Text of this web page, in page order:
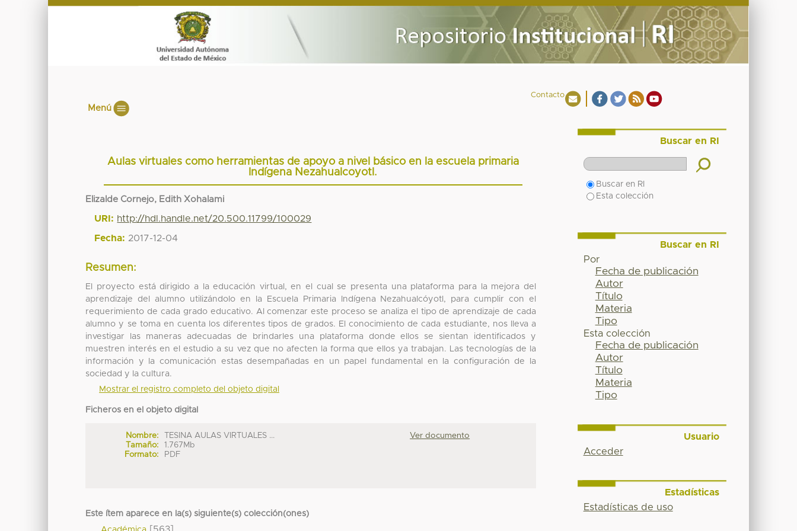
Contacto
Menú
Aulas virtuales como herramientas de apoyo a nivel básico en la escuela primaria
Indígena Nezahualcoyotl.
Elizalde Cornejo, Edith Xohalami
URI: http://hdl.handle.net/20.500.11799/100029
Fecha: 2017-12-04
Resumen:
El proyecto está dirigido a la educación virtual, en el cual se presenta una plataforma para la mejora del
aprendizaje del alumno utilizándolo en la Escuela Primaria Indígena Nezahualcóyotl, para cumplir con el
requerimiento de cada grado educativo. Al comenzar este proceso se analiza el tipo de aprendizaje de cada
alumno y se toma en cuenta los diferentes tipos de grados. El conocimiento de cada estudiante, nos lleva a
investigar las maneras adecuadas de brindarles una plataforma donde ellos se sientan identificados y
muestren interés en el estudio a su vez que no afecten la forma que ellos ya trabajan. Las tecnologías de la
información y la comunicación estas desempañadas en un papel fundamental en la configuración de la
sociedad y la cultura.
Mostrar el registro completo del objeto digital
Ficheros en el objeto digital
Nombre:
TESINA AULAS VIRTUALES ...
Tamaño:
1.767Mb
Formato:
PDF
Ver documento
Este ítem aparece en la(s) siguiente(s) colección(ones)
Buscar en RI
Buscar en RI
Esta colección
Buscar en RI
Por
Fecha de publicación
Autor
Título
Materia
Tipo
Esta colección
Fecha de publicación
Autor
Título
Materia
Tipo
Usuario
Acceder
Estadísticas
Estadísticas de uso